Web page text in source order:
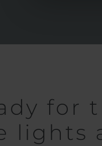
for
lights